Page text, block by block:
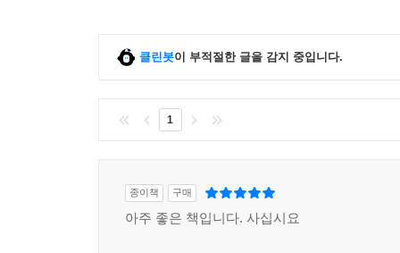
4.6 조기 종료 284
4.7 비지도 사전훈련 286
4.7.1 비지도 사전학습의 변형들 290
4.8 연속법과 커리큘럼 학습 293
4.8.1 연속법 294
4.8.2 커리큘럼 학습 295
클린봇이 부적절한 글을 감지 중입니다.
1
종이책 구매
아주 좋은 책입니다. 사십시요